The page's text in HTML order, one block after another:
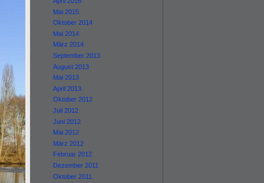
Mai 2015
Oktober 2014
Mai 2014
März 2014
September 2013
August 2013
Mai 2013
April 2013
Oktober 2012
Juli 2012
Juni 2012
Mai 2012
März 2012
Februar 2012
Dezember 2011
Oktober 2011